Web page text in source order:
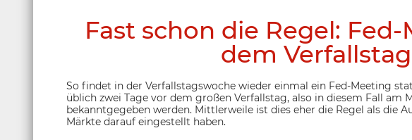
Fast schon die Regel:
dem Verfallstag
So findet in der Verfallstagswoche wieder einmal ein Fed-Meeting
üblich zwei Tage vor dem großen Verfallstag, also in diesem Fall am
bekanntgegeben werden. Mittlerweile ist dies eher die Regel als die
Märkte darauf eingestellt haben.